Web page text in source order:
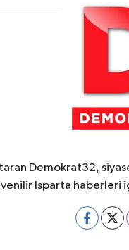
Demokrat32,
Isparta haberleri